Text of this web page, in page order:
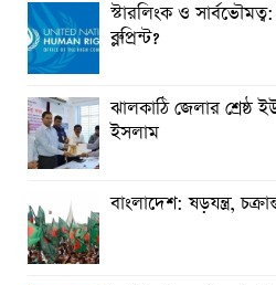
স্টারলিংক ও
ব্লুপ্রিন্ট?
ঝালকাঠি জেলার
ইসলাম
বাংলাদেশ: ষড়যন্ত্র,